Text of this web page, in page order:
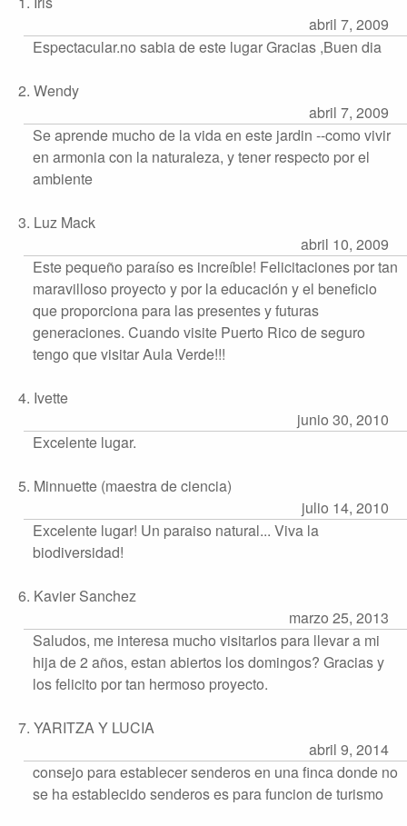
abril 7, 2009
Espectacular.no sabia de este lugar Gracias ,Buen dia
2. Wendy
abril 7, 2009
Se aprende mucho de la vida en este jardin --como vivir
en armonia con la naturaleza, y tener respecto por el
ambiente
3. Luz Mack
abril 10, 2009
Este pequeño paraíso es increíble! Felicitaciones por tan
maravilloso proyecto y por la educación y el beneficio
que proporciona para las presentes y futuras
generaciones. Cuando visite Puerto Rico de seguro
tengo que visitar Aula Verde!!!
4. Ivette
junio 30, 2010
Excelente lugar.
5. Minnuette (maestra de ciencia)
julio 14, 2010
Excelente lugar! Un paraiso natural... Viva la
biodiversidad!
6. Kavier Sanchez
marzo 25, 2013
Saludos, me interesa mucho visitarlos para llevar a mi
hija de 2 años, estan abiertos los domingos? Gracias y
los felicito por tan hermoso proyecto.
7. YARITZA Y LUCIA
abril 9, 2014
consejo para establecer senderos en una finca donde no
se ha establecido senderos es para funcion de turismo